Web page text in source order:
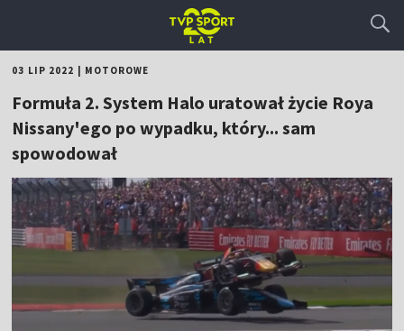
03 LIP 2022 MOTOROWE
Formuła 2. System Halo uratował życie Roya
Nissany'ego po wypadku, który... sam
spowodował